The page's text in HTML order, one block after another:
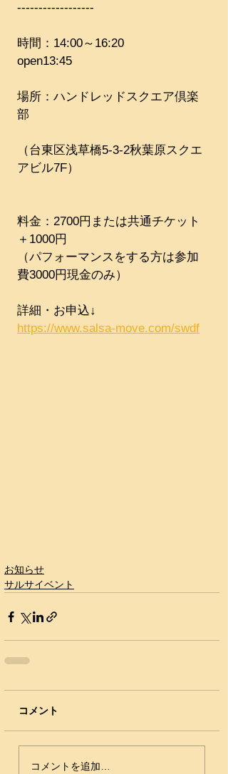
------------------
時間：14:00～16:20
open13:45
場所：ハンドレッドスクエア倶楽
部
（台東区浅草橋5-3-2秋葉原スクエ
アビル7F）
料金：2700円または共通チケット
＋1000円​​​
（パフォーマンスをする方は参加
費3000円現金のみ）
詳細・お申込↓
https://www.salsa-move.com/swdf
お知らせ
サルサイベント
コメント
コメントを追加…